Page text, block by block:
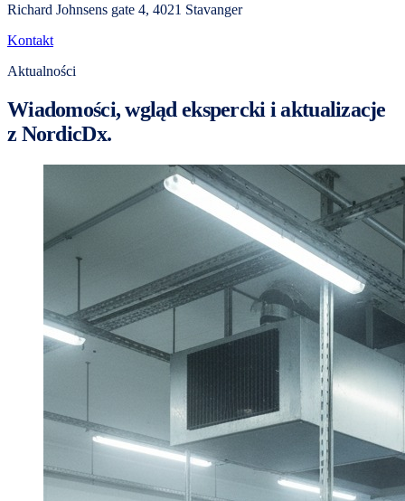
Richard Johnsens gate 4, 4021 Stavanger
Kontakt
Aktualności
Wiadomości, wgląd ekspercki i aktualizacje
z NordicDx.